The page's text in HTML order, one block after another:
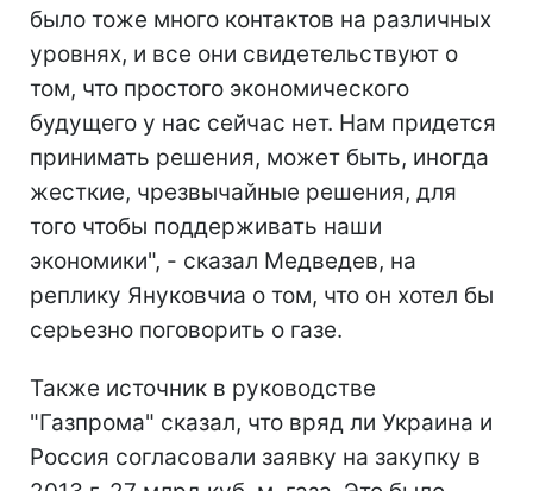
было тоже много контактов на различных
уровнях, и все они свидетельствуют о
том, что простого экономического
будущего у нас сейчас нет. Нам придется
принимать решения, может быть, иногда
жесткие, чрезвычайные решения, для
того чтобы поддерживать наши
экономики", - сказал Медведев, на
реплику Януковчиа о том, что он хотел бы
серьезно поговорить о газе.
Также источник в руководстве
"Газпрома" сказал, что вряд ли Украина и
Россия согласовали заявку на закупку в